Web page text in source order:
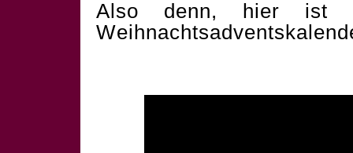
Also denn, hier ist